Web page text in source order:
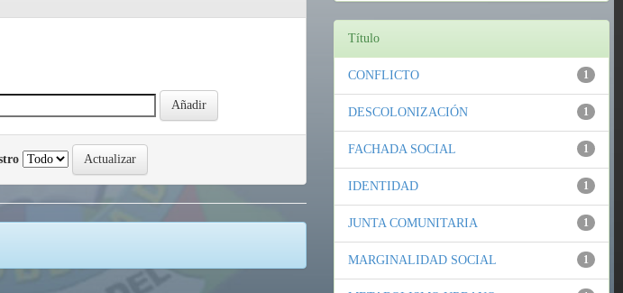
Título
1
CONFLICTO
1
DESCOLONIZACIÓN
1
FACHADA SOCIAL
1
IDENTIDAD
1
JUNTA COMUNITARIA
1
MARGINALIDAD SOCIAL